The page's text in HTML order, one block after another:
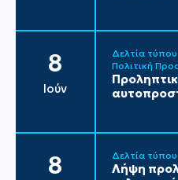
8
Ιούν
Δελτία
Πολιτική
8 Δελτία
Λήψη